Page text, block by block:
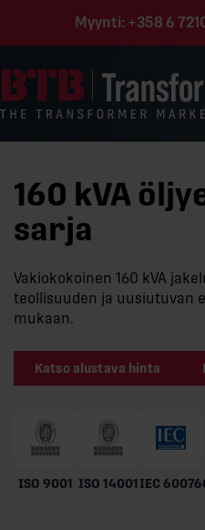
Myynti: +358 6
160 kVA
sarja
Vakiokokoinen 160 kVA
teollisuuden ja uusiutuvan
mukaan.
Katso alustava hinta
ISO 9001 ISO 14001IEC 60076